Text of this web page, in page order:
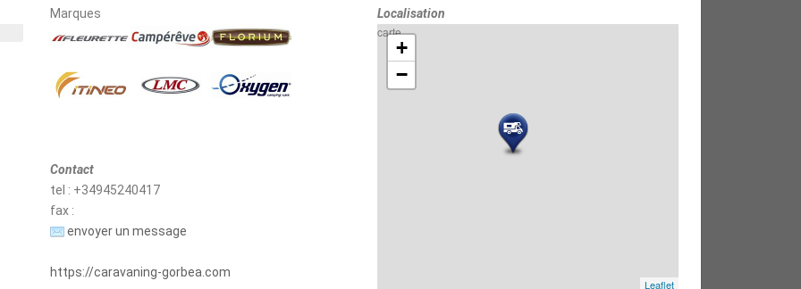
Marques
Contact
tel : +34945240417
fax :
envoyer un message
https://caravaning-gorbea.com
Localisation
carte
+
−
Leaflet